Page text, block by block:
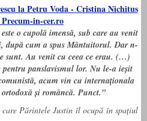
o cupolă imensă, sub care au venit
după cum a spus Mântuitorul. Dar n-
sunt. Au venit cu ceea ce erau. (…)
pentru panslavismul lor. Nu le-a ieșit
acum vin cu internaționala
și româncă. Punct.”
care Părintele Justin îl ocupă în spațiul